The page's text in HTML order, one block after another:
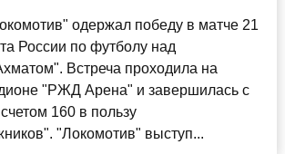
одержал победу в матче 21
России по футболу над
Встреча проходила на
"РЖД Арена" и завершилась с
160 в пользу
"Локомотив" выступ...